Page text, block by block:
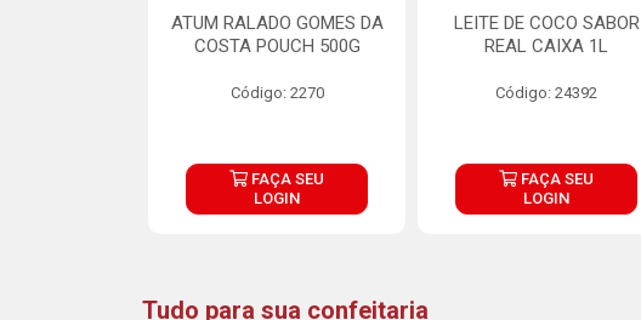
ATUM RALADO GOMES DA
COSTA POUCH 500G
Código: 2270
FAÇA SEU
LOGIN
LEITE DE COCO SABOR
REAL CAIXA 1L
Código: 24392
FAÇA SEU
LOGIN
Tudo para sua confeitaria